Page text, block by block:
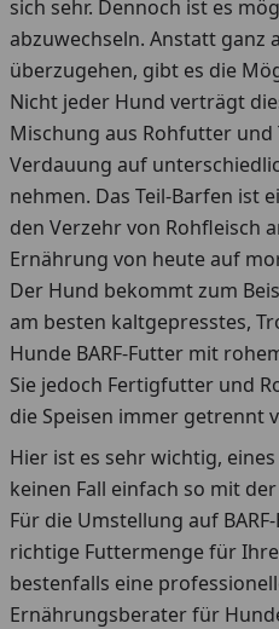
sich sehr. Dennoch ist es
abzuwechseln. Anstatt ganz
überzugehen, gibt es die
Nicht jeder Hund verträgt
Mischung aus Rohfutter
Verdauung auf
nehmen. Das Teil-Barfen ist
den Verzehr von Rohfleisch
Ernährung von heute auf
Der Hund bekommt zum
am besten kaltgepresstes,
Hunde BARF-Futter mit
Sie jedoch Fertigfutter und
die Speisen immer getrennt
Hier ist es sehr wichtig,
keinen Fall einfach so mit
Für die Umstellung auf
richtige Futtermenge für
bestenfalls eine
Ernährungsberater für